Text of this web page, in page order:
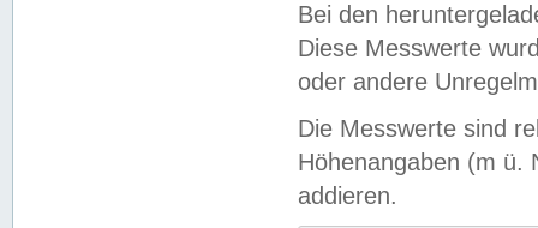
Bei den
Diese Messwerte
oder andere
Die Messwerte sind
Höhenangaben (m ü.
addieren.